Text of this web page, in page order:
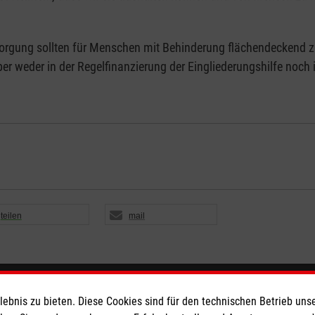
sollten für Menschen mit Behinderung flächendeckend
weder in der Regelfinanzierung der Eingliederungshilfe
teilen mail
Spendenkonto
zu bieten. Diese Cookies sind für den technischen Betrieb